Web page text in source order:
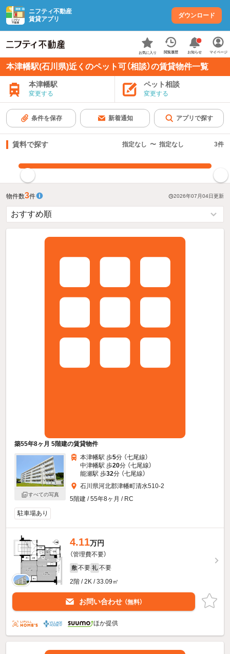
ニフティ不動産
賃貸アプリ
ダウンロード
お気に入り 閲覧履歴 お知らせ マイページ
本津幡駅(石川県)近くのペット可（相談）の賃貸物件一覧
本津幡駅
変更する
ペット相談
変更する
条件を保存 新着通知 アプリで探す
賃料で探す 指定なし 〜 指定なし 3件
物件数3件 2026年07月04日更新
築55年8ヶ月 5階建の賃貸物件
すべての写真
本津幡駅 歩5分 （七尾線）
中津幡駅 歩20分 （七尾線）
能瀬駅 歩32分 （七尾線）
石川県河北郡津幡町清水510-2
5階建 / 55年8ヶ月 / RC
駐車場あり
4.11万円
（管理費不要）
敷 不要 礼 不要
2階 / 2K / 33.09㎡
お問い合わせ （無料）
ほか提供